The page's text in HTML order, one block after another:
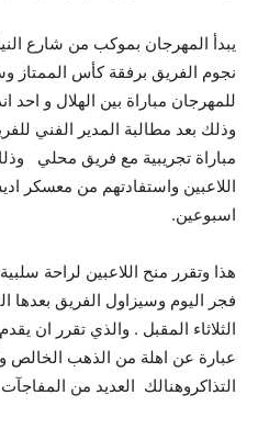
يبدأ المهرجان بموكب من شارع
نجوم الفريق برفقة كأس الممتاز
للمهرجان مباراة بين الهلال و احد
وذلك بعد مطالبة المدير الفني
مباراة تجريبية مع فريق محلي
اللاعبين واستفادتهم من معسكر
اسبوعين.
هذا وتقرر منح اللاعبين لراحة
فجر اليوم وسيزاول الفريق بعدها
الثلاثاء المقبل . والذي تقرر ان
عبارة عن اهلة من الذهب
التذاكروهنالك العديد من